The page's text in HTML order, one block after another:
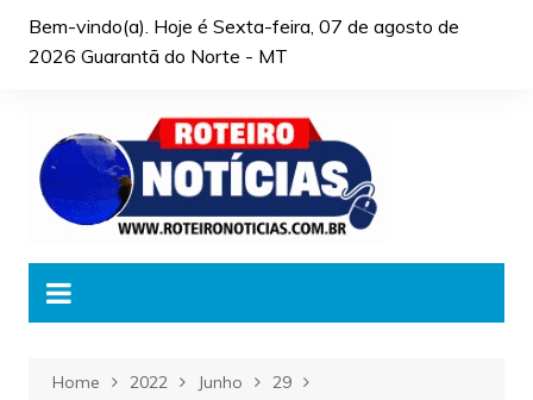
Bem-vindo(a). Hoje é Sexta-feira, 07 de agosto de
2026 Guarantã do Norte - MT
Home 2022 Junho
29